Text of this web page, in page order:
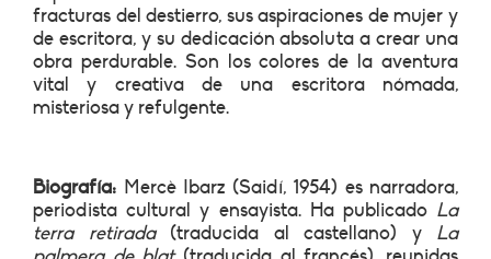
fracturas del destierro, sus aspiraciones de mujer y
de escritora, y su dedicación absoluta a crear una
obra perdurable. Son los colores de la aventura
vital y creativa de una escritora nómada,
misteriosa y refulgente.
Biografía: Mercè Ibarz (Saidí, 1954) es narradora,
periodista cultural y ensayista. Ha publicado La
terra retirada(traducida al castellano) y La